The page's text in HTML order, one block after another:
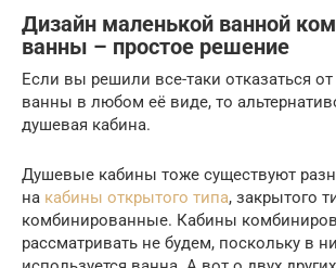
Дизайн маленькой ванной
ванны – простое решение
Если вы решили все-таки отказаться от
ванны в любом её виде, то
душевая кабина.
Душевые кабины тоже существуют
на кабины открытого типа, закрытого
комбинированные. Кабины
рассматривать не будем, поскольку в